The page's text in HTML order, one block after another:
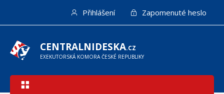
hlavnímu
obsahu
Přihlášení Zapomenuté heslo
CENTRALNIDESKA.CZ
EXEKUTORSKÁ KOMORA ČESKÉ REPUBLIKY